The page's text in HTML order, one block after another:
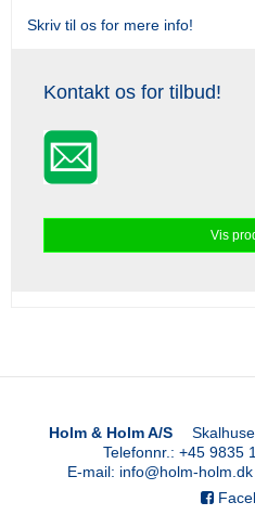
Skriv til os for mere info!
Kontakt os for tilbud!
Vis
Holm & Holm A/S
Telefonnr. : +45 9835
E-mail: info@holm-holm.dk